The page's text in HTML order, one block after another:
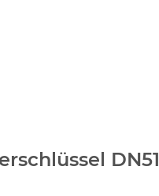
DN51